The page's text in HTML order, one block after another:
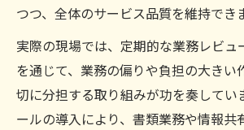
つつ、全体のサービス品質を維持でき
実際の現場では、定期的な業務レビュ
を通じて、業務の偏りや負担の大きい
切に分担する取り組みが功を奏してい
ールの導入により、書類業務や情報共